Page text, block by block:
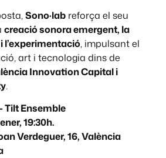
Sono·lab reforça el seu
creació sonora emergent, la
, impulsant el
art i tecnologia dins de
Innovation Capital i
.
Tilt Ensemble
19:30h.
Verdeguer, 16, València